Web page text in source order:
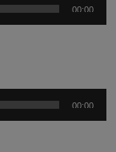
00:00
00:00